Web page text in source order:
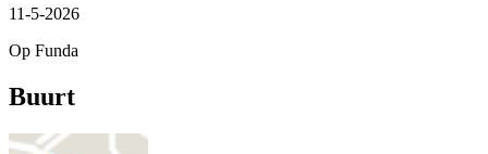
11-5-2026
Op Funda
Buurt